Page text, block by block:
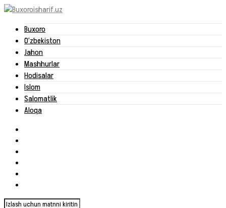
Buxoro
O‘zbekiston
Jahon
Mashhurlar
Hodisalar
Islom
Salomatlik
Aloqa